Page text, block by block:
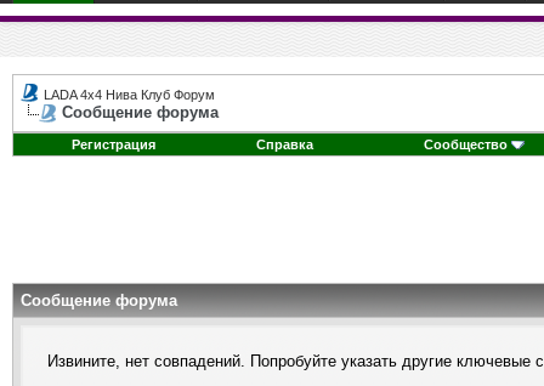
LADA 4x4 Нива Клуб Форум
Сообщение форума
Регистрация Справка Сообщество
Сообщение форума
Извините, нет совпадений. Попробуйте указать другие ключевые